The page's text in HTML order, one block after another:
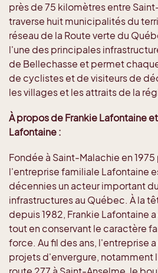
près de 75 kilomètres entre
traverse huit municipalités du
réseau de la Route verte du
l'une des principales
de Bellechasse et permet
de cyclistes et de visiteurs de
les villages et les attraits de la
À propos de Frankie Lafontaine
Lafontaine :
Fondée à Saint-Malachie en
l'entreprise familiale Lafontaine
décennies un acteur important
infrastructures au Québec. À la
depuis 1982, Frankie Lafontaine
tout en conservant le caractère
force. Au fil des ans, l'entreprise
projets d'envergure, notamment